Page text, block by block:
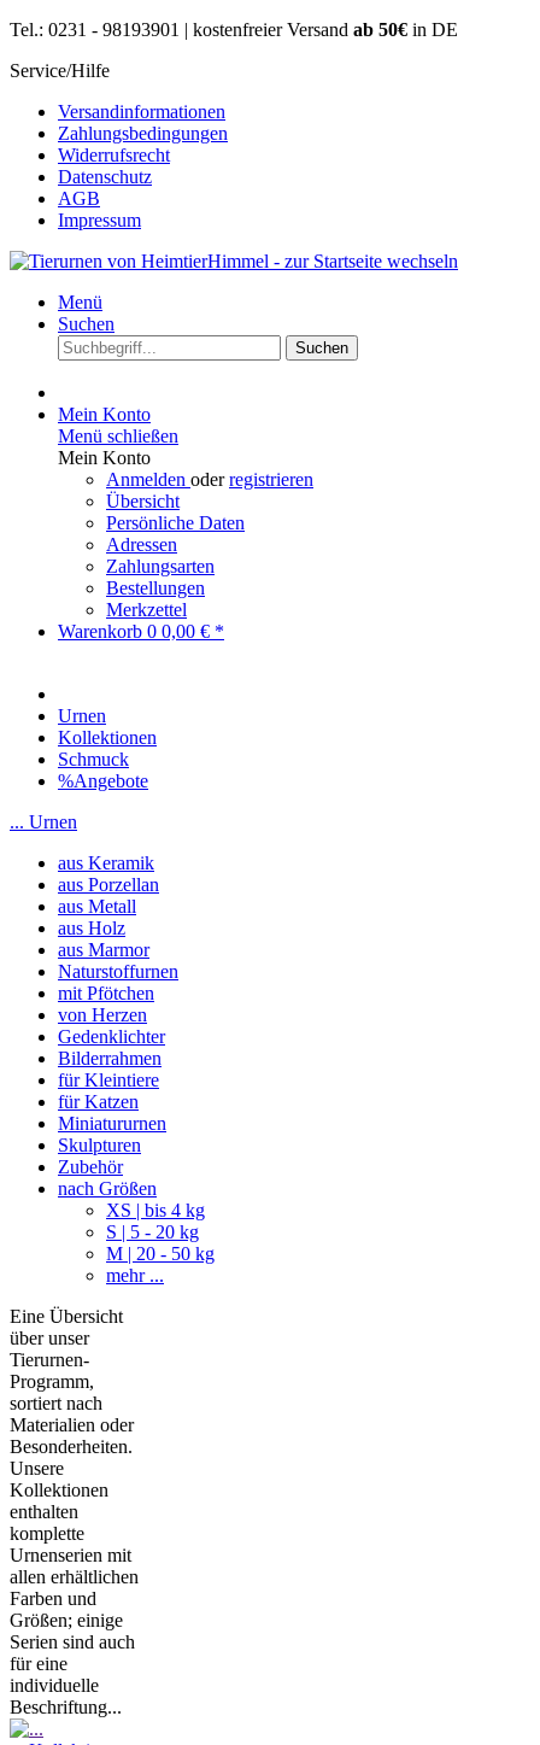
Tel.: 0231 - 98193901 | kostenfreier Versand ab 50€ in DE
Service/Hilfe
Versandinformationen
Zahlungsbedingungen
Widerrufsrecht
Datenschutz
AGB
Impressum
Menü
Suchen
Suchen
Mein Konto
Menü schließen
Mein Konto
Anmelden oderregistrieren
Übersicht
Persönliche Daten
Adressen
Zahlungsarten
Bestellungen
Merkzettel
Warenkorb 0 0,00 € *
Urnen
Kollektionen
Schmuck
%Angebote
... Urnen
aus Keramik
aus Porzellan
aus Metall
aus Holz
aus Marmor
Naturstoffurnen
mit Pfötchen
von Herzen
Gedenklichter
Bilderrahmen
für Kleintiere
für Katzen
Miniatururnen
Skulpturen
Zubehör
nach Größen
XS | bis 4 kg
S | 5 - 20 kg
M | 20 - 50 kg
mehr ...
Eine Übersicht
über unser
Tierurnen-
Programm,
sortiert nach
Materialien oder
Besonderheiten.
Unsere
Kollektionen
enthalten
komplette
Urnenserien mit
allen erhältlichen
Farben und
Größen; einige
Serien sind auch
für eine
individuelle
Beschriftung...